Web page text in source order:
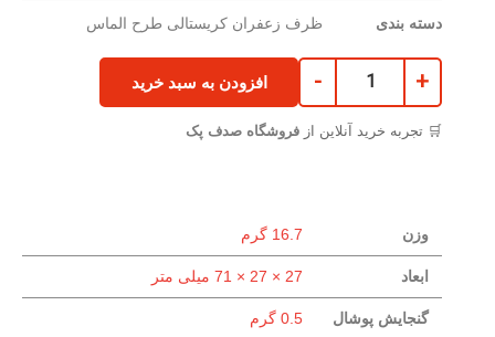
دسته بندی ظرف زعفران کریستالی طرح الماس
افزودن به سبد خرید +
-
🛒 تجربه خرید آنلاین از فروشگاه صدف پک
وزن 16.7 گرم
ابعاد 27 × 27 × 71 میلی متر
گنجایش پوشال 0.5 گرم